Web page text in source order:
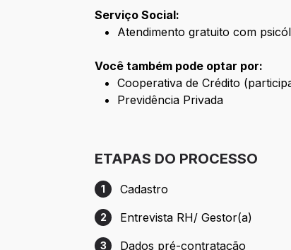
Serviço Social:
Atendimento gratuito com
Você também pode optar por:
Cooperativa de Crédito
Previdência Privada
ETAPAS DO PROCESSO
Etapa 1: Cadastro
1 Cadastro
Etapa 2: Entrevista RH/ Gestor(a)
2 Entrevista RH/ Gestor(a)
3 Dados pré-contratação